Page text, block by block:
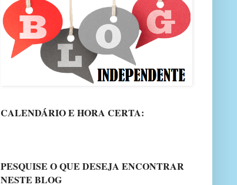
CALENDÁRIO E HORA CERTA:
PESQUISE O QUE DESEJA ENCONTRAR
NESTE BLOG